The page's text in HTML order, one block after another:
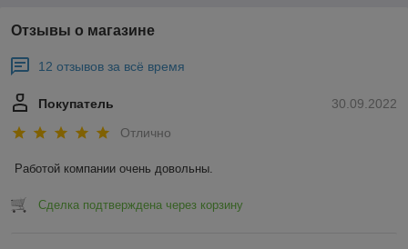
Отзывы о магазине
12 отзывов за всё время
30.09.2022
Покупатель
Отлично
Работой компании очень довольны.
Сделка подтверждена через корзину